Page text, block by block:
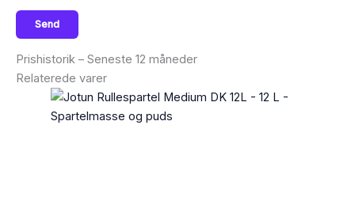
Prishistorik – Seneste 12 måneder
Relaterede varer